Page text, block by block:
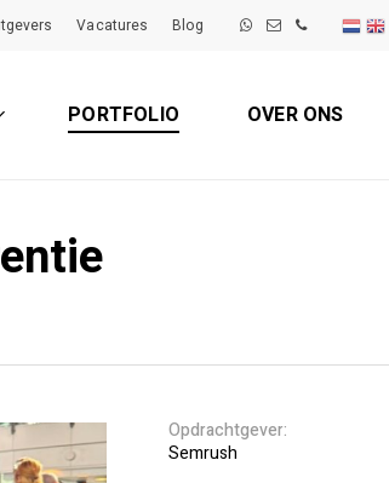
Vacatures Blog
PORTFOLIO OVER ONS
Opdrachtgever
Semrush